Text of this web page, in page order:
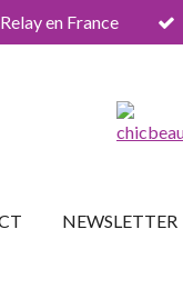
en France
NEWSLETTER